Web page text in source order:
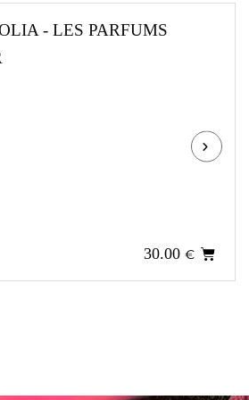
- LES PARFUMS
30.00 €